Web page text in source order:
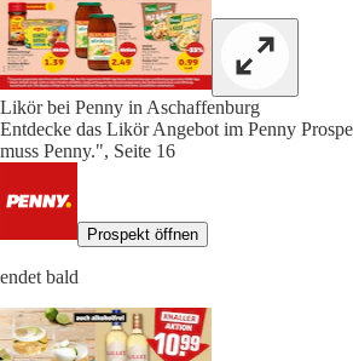
Likör bei Penny in Aschaffenburg
Entdecke das Likör Angebot im Penny
muss Penny.", Seite 16
Prospekt öffnen
endet bald